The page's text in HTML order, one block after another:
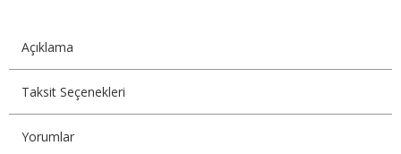
Açıklama
Taksit Seçenekleri
Yorumlar